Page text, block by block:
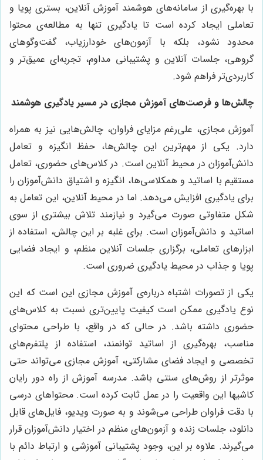
با بهره‌گیری از سامانه‌های هوشمند آموزش آنلاین، بستری پویا و
تعاملی ایجاد کرده است تا یادگیری تنها به مطالعه‌ی محتوا
محدود نشود، بلکه با آزمون‌های خودارزیاب، گفت‌وگوهای
گروهی، جلسات آنلاین و پشتیبانی مداوم، تجربه‌ای عمیق‌تر و
کاربردی‌تر فراهم شود.
چالش‌ها و فرصت‌های آموزش مجازی در مسیر یادگیری هوشمند
آموزش مجازی، علی‌رغم مزایای فراوان، چالش‌هایی نیز به همراه
دارد. یکی از مهم‌ترین این چالش‌ها، حفظ انگیزه و تعامل
دانش‌آموزان در محیط آنلاین است. در کلاس‌های حضوری، تعامل
مستقیم با اساتید و همکلاسی‌ها، انگیزه و اشتیاق دانش‌آموزان را
برای یادگیری افزایش می‌دهد. اما در محیط آنلاین، این تعامل به
شکل متفاوتی صورت می‌گیرد و نیازمند تلاش بیشتری از سوی
اساتید و دانش‌آموزان است. برای غلبه بر این چالش، استفاده از
ابزارهای تعاملی، برگزاری جلسات آنلاین منظم، و ایجاد فضایی
پویا و جذاب در محیط یادگیری ضروری است.
یکی از تصورات اشتباه درباره‌ی آموزش مجازی این است که این
نوع یادگیری ممکن است کیفیت پایین‌تری نسبت به کلاس‌های
حضوری داشته باشد. در حالی که در واقع، با طراحی محتوای
مناسب، بهره‌گیری از اساتید توانمند، استفاده از پلتفرم‌های
تخصصی و ایجاد فضای مشارکتی، آموزش مجازی می‌تواند حتی
موثرتر از روش‌های سنتی باشد. مدرسه آموزش از راه دور رایان
کاشیها این واقعیت را در عمل ثابت کرده است. محتواهای درسی
با دقت فراوان طراحی می‌شوند و به صورت ویدیو، فایل‌های قابل
دانلود، جلسات زنده و آزمون‌های منظم در اختیار دانش‌آموزان قرار
می‌گیرند. علاوه بر این، وجود پشتیبانی آموزشی و ارتباط دائم با